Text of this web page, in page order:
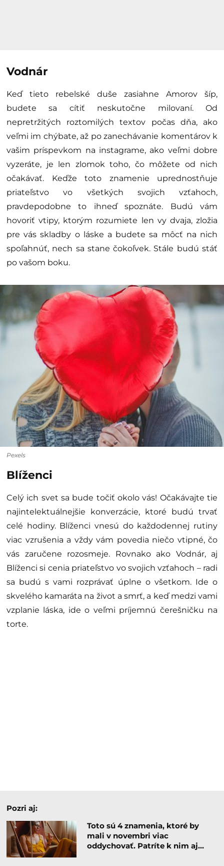
Vodnár
Keď tieto rebelské duše zasiahne Amorov šíp,
budete sa cítiť neskutočne milovaní. Od
nepretržitých roztomilých textov počas dňa, ako
veľmi im chýbate, až po zanechávanie komentárov k
vašim príspevkom na instagrame, ako veľmi dobre
vyzeráte, je len zlomok toho, čo môžete od nich
očakávať. Keďže toto znamenie uprednostňuje
priateľstvo vo všetkých svojich vzťahoch,
pravdepodobne to ihneď spoznáte. Budú vám
hovoriť vtipy, ktorým rozumiete len vy dvaja, zložia
pre vás skladby o láske a budete sa môcť na nich
spoľahnúť, nech sa stane čokoľvek. Stále budú stáť
po vašom boku.
Pexels
Blíženci
Celý ich svet sa bude točiť okolo vás! Očakávajte tie
najintelektuálnejšie konverzácie, ktoré budú trvať
celé hodiny. Blíženci vnesú do každodennej rutiny
viac vzrušenia a vždy vám povedia niečo vtipné, čo
vás zaručene rozosmeje. Rovnako ako Vodnár, aj
Blíženci si cenia priateľstvo vo svojich vzťahoch – radi
sa budú s vami rozprávať úplne o všetkom. Ide o
skvelého kamaráta na život a smrť, a keď medzi vami
vzplanie láska, ide o veľmi príjemnú čerešničku na
torte.
Pozri aj:
Toto sú 4 znamenia, ktoré by
mali v novembri viac
oddychovať. Patríte k nim aj…